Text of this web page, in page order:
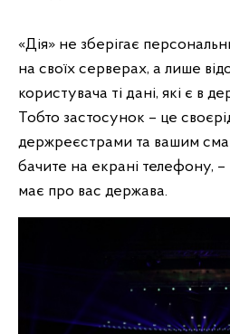
«Дія» не зберігає
на своїх серверах, а лише
користувача ті дані, які є в
Тобто застосунок – це
держреєстрами та вашим
бачите на екрані телефону, –
має про вас держава.